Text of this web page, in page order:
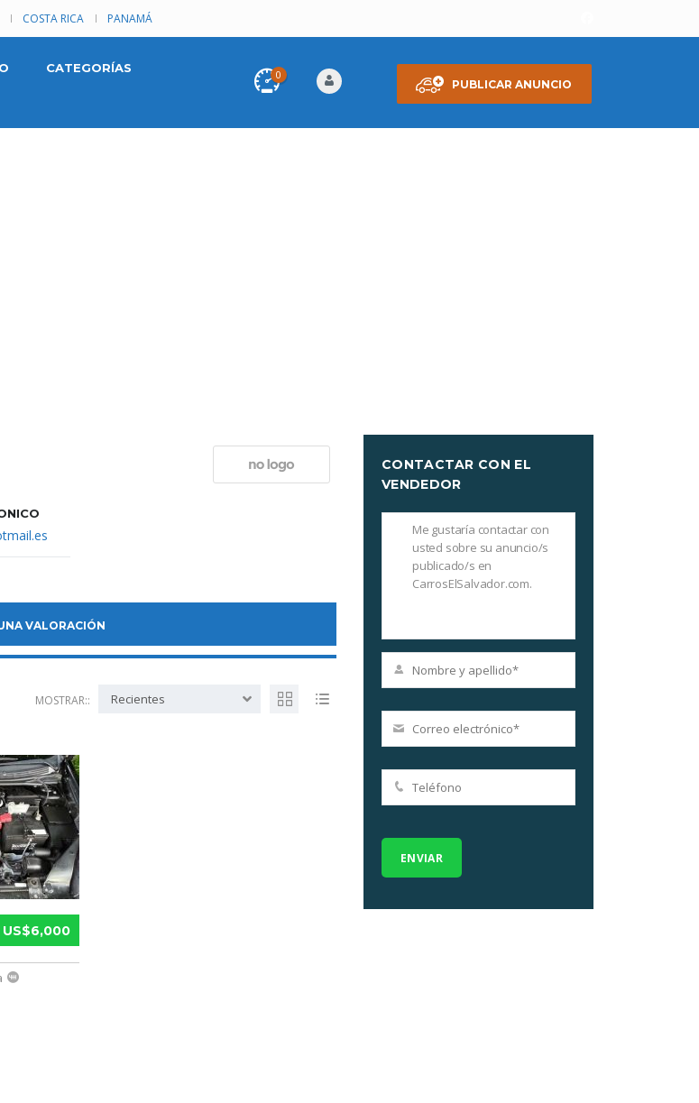
COSTA RICA PANAMÁ
PUBLICAR ANUNCIO
0
CATEGORÍAS
VALORACIÓN
MOSTRAR:: Recientes
US$6,000
CONTACTAR CON EL
VENDEDOR